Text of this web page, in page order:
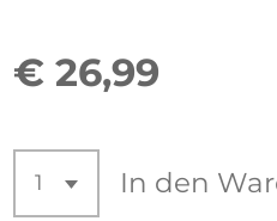
€ 26,99
In den